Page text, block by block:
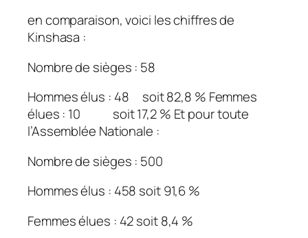
en comparaison, voici les chiffres de
Kinshasa :
Nombre de sièges : 58
Hommes élus : 48 soit 82,8 % Femmes
élues : 10 soit 17,2 % Et pour toute
l’Assemblée Nationale :
Nombre de sièges : 500
Hommes élus : 458 soit 91,6 %
Femmes élues : 42 soit 8,4 %